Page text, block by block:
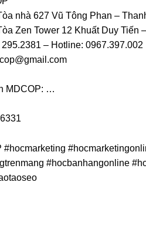
nhà 627 Vũ Tông Phan –
Zen Tower 12 Khuất Duy Tiến
– Hotline: 0967.397.002
MDCOP: …
#hocmarketing
#hocbanhangonline